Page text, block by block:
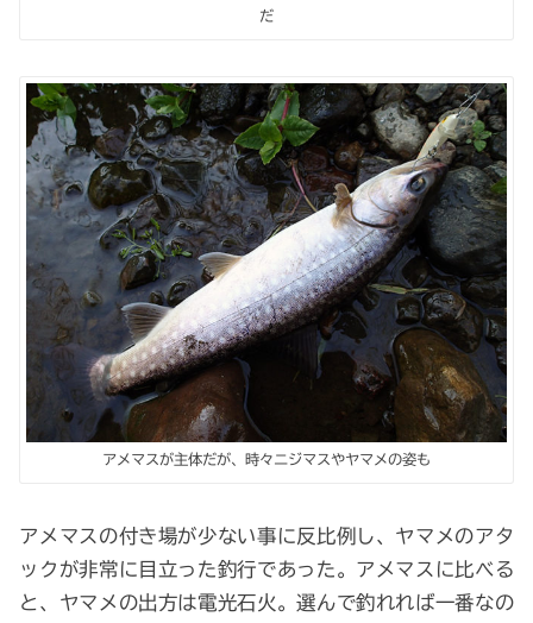
だ
アメマスが主体だが、時々ニジマスやヤマメの姿も
アメマスの付き場が少ない事に反比例し、ヤマメのアタ
ックが非常に目立った釣行であった。アメマスに比べる
と、ヤマメの出方は電光石火。選んで釣れれば一番なの